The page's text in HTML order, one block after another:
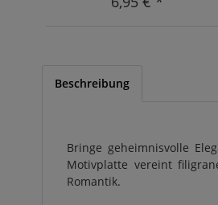
Beschreibung
Bringe geheimnisvolle
Motivplatte vereint
Romantik.